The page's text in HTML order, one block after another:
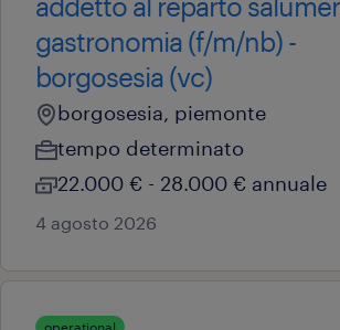
gastronomia (f/m/nb) -
borgosesia (vc)
borgosesia, piemonte
tempo determinato
22.000 € - 28.000 € annuale
4 agosto 2026
operational